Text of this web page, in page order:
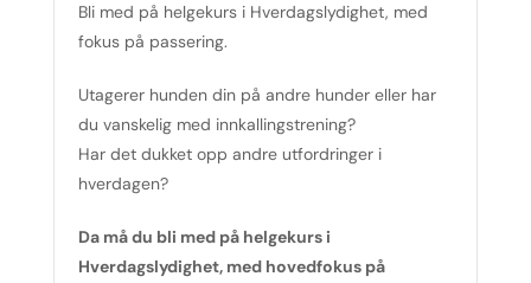
Bli med på helgekurs i Hverdagslydighet, med
fokus på passering.
Utagerer hunden din på andre hunder eller har
du vanskelig med innkallingstrening?
Har det dukket opp andre utfordringer i
hverdagen?
Da må du bli med på helgekurs i
Hverdagslydighet, med hovedfokus på